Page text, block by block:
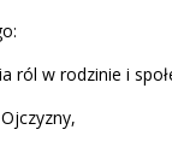
ról w rodzinie i